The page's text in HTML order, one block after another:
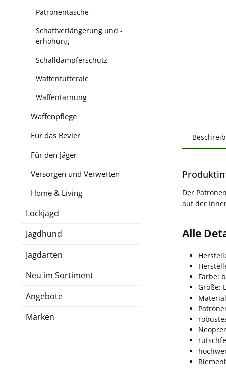
Patronentasche
Schaftverlängerung und -
erhöhung
Schalldämpferschutz
Waffenfutterale
Waffentarnung
Waffenpflege
Für das Revier
Für den Jäger
Versorgen und Verwerten
Home & Living
Lockjagd
Jagdhund
Jagdarten
Neu im Sortiment
Angebote
Marken
Der
auf der
Alle
Farbe:
Größe: